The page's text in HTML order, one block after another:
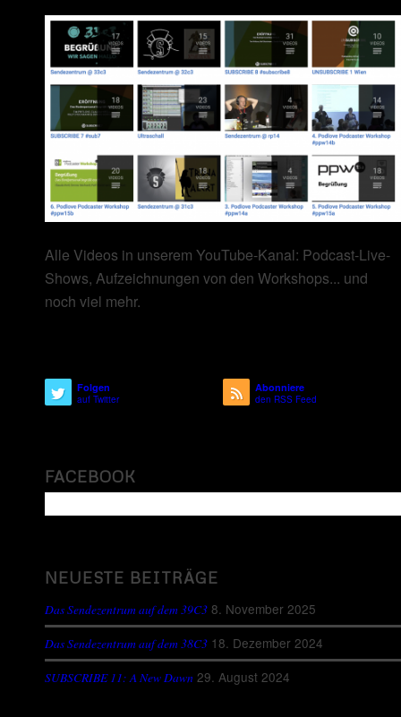
Alle Videos in unserem YouTube-Kanal: Podcast-Live-
Shows, Aufzeichnungen von den Workshops... und
noch viel mehr.
Folgen
auf Twitter
Abonniere
den RSS Feed
FACEBOOK
NEUESTE BEITRÄGE
Das Sendezentrum auf dem 39C3 8. November 2025
Das Sendezentrum auf dem 38C3 18. Dezember 2024
SUBSCRIBE 11: A New Dawn 29. August 2024